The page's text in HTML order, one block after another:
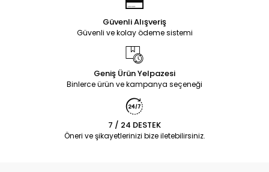
Güvenli Alışveriş
Güvenli ve kolay ödeme sistemi
Geniş Ürün Yelpazesi
Binlerce ürün ve kampanya seçeneği
7 / 24 DESTEK
Öneri ve şikayetlerinizi bize iletebilirsiniz.